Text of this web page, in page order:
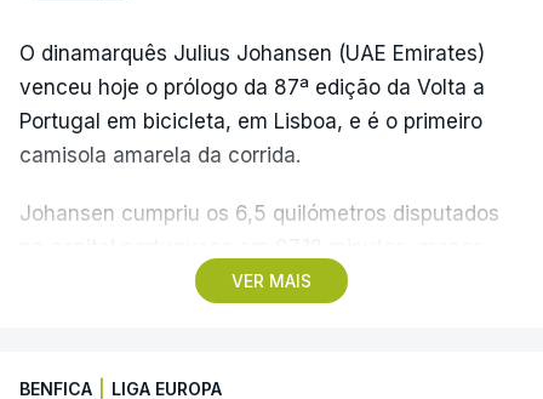
VER MAIS
O dinamarquês Julius Johansen (UAE Emirates)
venceu hoje o prólogo da 87ª edição da Volta a
Portugal em bicicleta, em Lisboa, e é o primeiro
camisola amarela da corrida.
Johansen cumpriu os 6,5 quilómetros disputados
quatro segundos do que o companheiro de equipa
pista.
BENFICA LIGA EUROPA